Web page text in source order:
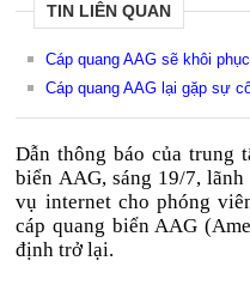
TIN LIÊN QUAN
Cáp quang AAG sẽ khôi
Cáp quang AAG lại gặp sự
Dẫn thông báo của trung
biển AAG, sáng 19/7,
vụ internet cho phóng
cáp quang biển AAG
định trở lại.